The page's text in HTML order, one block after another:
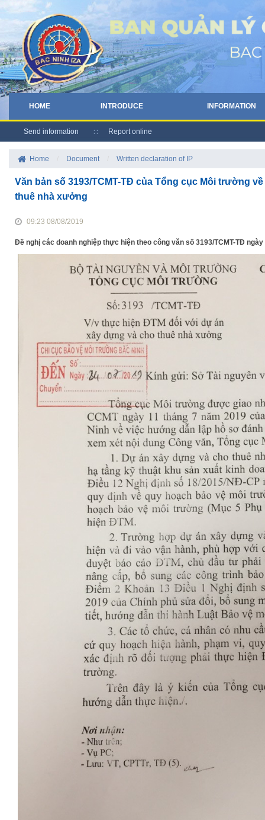
HOME INTRODUCE INFORMATION
Send information Report online
Home Document Written declaration of IP
Văn bản số 3193/TCMT-TĐ của Tổng cục Môi trường
thuê nhà xưởng
09:23 08/08/2019
Đề nghị các doanh nghiệp thực hiện theo công văn số 3193/TCMT-TĐ